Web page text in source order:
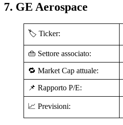
7. GE Aerospace
🏷️ Ticker:
👜 Settore associato:
🔁 Market Cap attuale:
📌 Rapporto P/E:
📈 Previsioni: